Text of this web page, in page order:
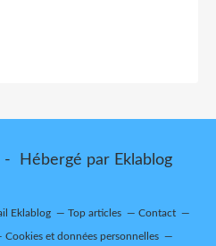
- Hébergé par Eklablog
Eklablog Top articles Contact
Cookies et données personnelles